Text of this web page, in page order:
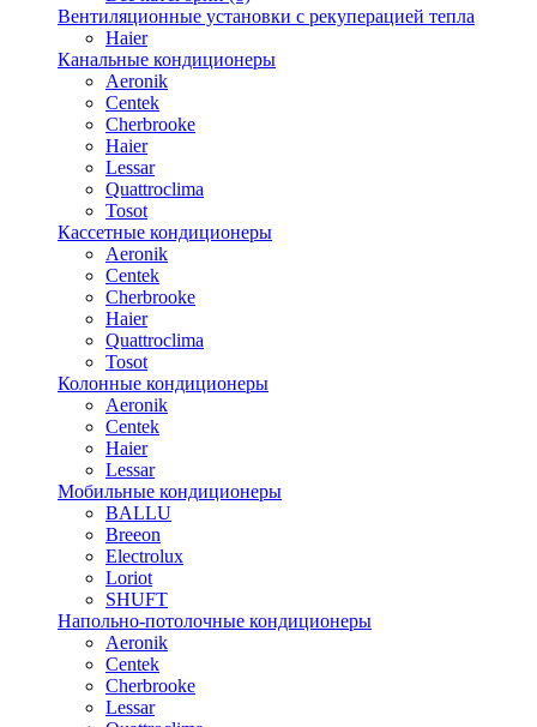
Вентиляционные установки с рекуперацией тепла
Haier
Канальные кондиционеры
Aeronik
Centek
Cherbrooke
Haier
Lessar
Quattroclima
Tosot
Кассетные кондиционеры
Aeronik
Centek
Cherbrooke
Haier
Quattroclima
Tosot
Колонные кондиционеры
Aeronik
Centek
Haier
Lessar
Мобильные кондиционеры
BALLU
Breeon
Electrolux
Loriot
SHUFT
Напольно-потолочные кондиционеры
Aeronik
Centek
Cherbrooke
Lessar